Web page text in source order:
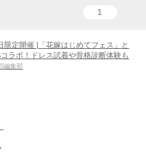
1
限定開催 |「花嫁はじめてフェス」と
ラボ！ドレス試着や骨格診断体験も
編集部